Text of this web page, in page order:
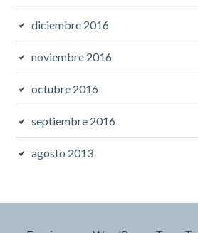
diciembre 2016
noviembre 2016
octubre 2016
septiembre 2016
agosto 2013